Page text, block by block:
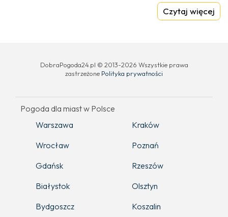
Czytaj więcej
DobraPogoda24.pl © 2013-2026 Wszystkie prawa
zastrzeżone Polityka prywatności
Pogoda dla miast w Polsce
Warszawa
Kraków
Wrocław
Poznań
Gdańsk
Rzeszów
Białystok
Olsztyn
Bydgoszcz
Koszalin